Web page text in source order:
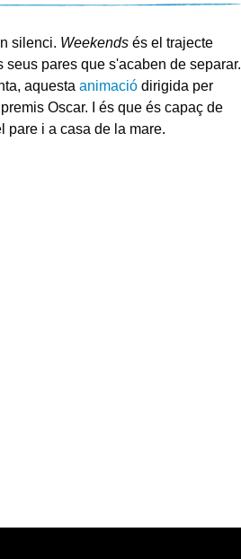
silenci. Weekendsés el trajecte
seus pares que s'acaben de separar.
aquesta animaciódirigida per
Oscar. I és que és capaç de
pare i a casa de la mare.